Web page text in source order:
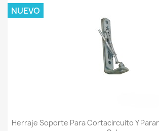
Herraje Soporte Para Cortacircuito Y
NUEVO